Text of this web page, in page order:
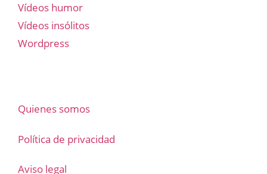
Vídeos humor
Vídeos insólitos
Wordpress
Quienes somos
Política de privacidad
Aviso legal